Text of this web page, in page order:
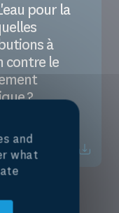
pour la
à
contre le
?
Télécharger
and
what